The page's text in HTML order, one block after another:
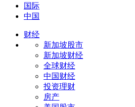
国际
中国
财经
新加坡股市
新加坡财经
全球财经
中国财经
投资理财
房产